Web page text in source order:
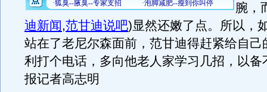
腕，
迪新闻,范甘迪说吧)显然还嫩了点。所以，
站在了老尼尔森面前，范甘迪得赶紧给自己
利打个电话，多向他老人家学习几招，以备
报记者高志明